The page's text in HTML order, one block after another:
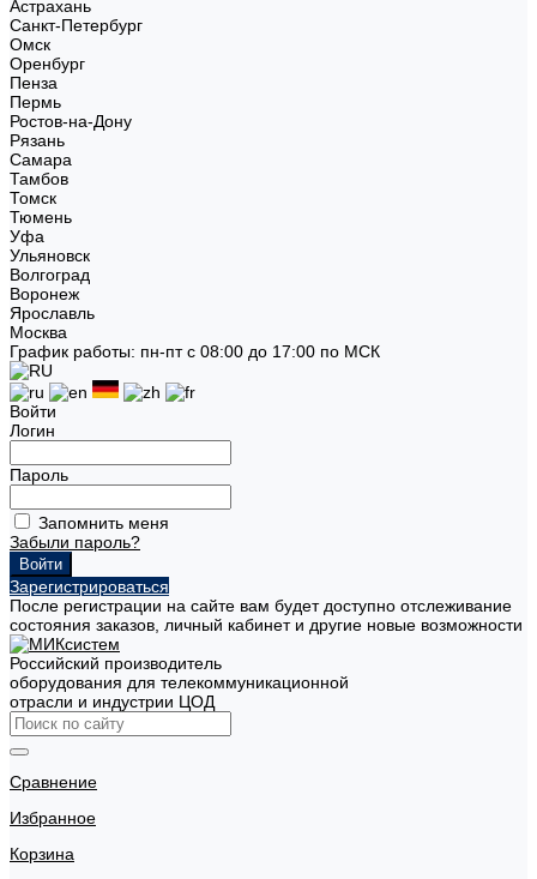
Астрахань
Санкт-Петербург
Омск
Оренбург
Пенза
Пермь
Ростов-на-Дону
Рязань
Самара
Тамбов
Томск
Тюмень
Уфа
Ульяновск
Волгоград
Воронеж
Ярославль
Москва
График работы: пн-пт с 08:00 до 17:00 по МСК
Войти
Логин
Пароль
Запомнить меня
Забыли пароль?
Зарегистрироваться
После регистрации на сайте вам будет доступно отслеживание
состояния заказов, личный кабинет и другие новые возможности
Российский производитель
оборудования для телекоммуникационной
отрасли и индустрии ЦОД
Сравнение
Избранное
Корзина